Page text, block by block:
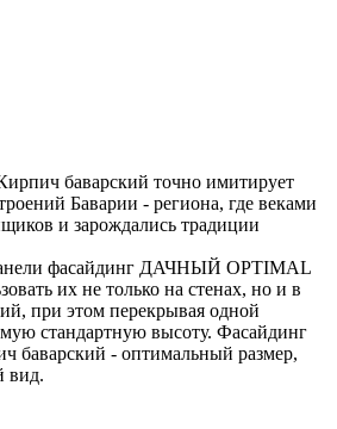
баварский точно имитирует
Баварии - региона, где веками
и зарождались традиции
фасайдинг ДАЧНЫЙ OPTIMAL
их не только на стенах, но и в
при этом перекрывая одной
стандартную высоту. Фасайдинг
- оптимальный размер,
вид.